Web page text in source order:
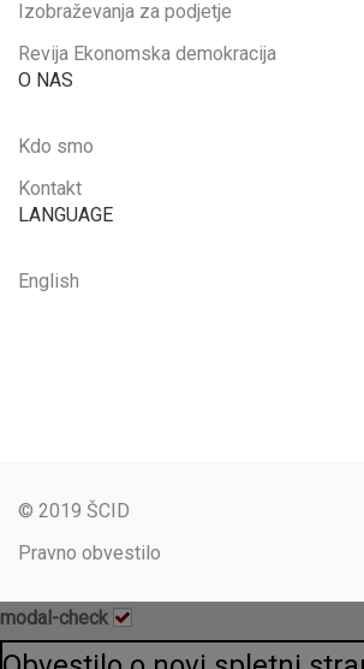
Izobraževanja za podjetje
Revija Ekonomska demokracija
O NAS
Kdo smo
Kontakt
LANGUAGE
English
© 2019 ŠCID
Pravno obvestilo
modal-check